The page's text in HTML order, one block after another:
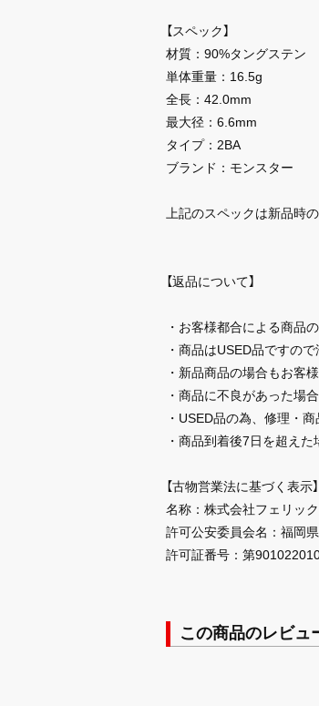
【スペック】
材質：90%タングステン
単体重量：16.5g
全長：42.0mm
最大径：6.6mm
タイプ：2BA
ブランド：モンスター
上記のスペックは新品時
【返品について】
・お客様都合による商品
・商品はUSED品ですの
・新品商品の場合もお客
・商品に不良があった場
・USED品の為、修理・
・商品到着後7日を超え
【古物営業法に基づく表示】
名称：株式会社フェリッ
許可公安委員会名：福岡
許可証番号：第
この商品のレビュ